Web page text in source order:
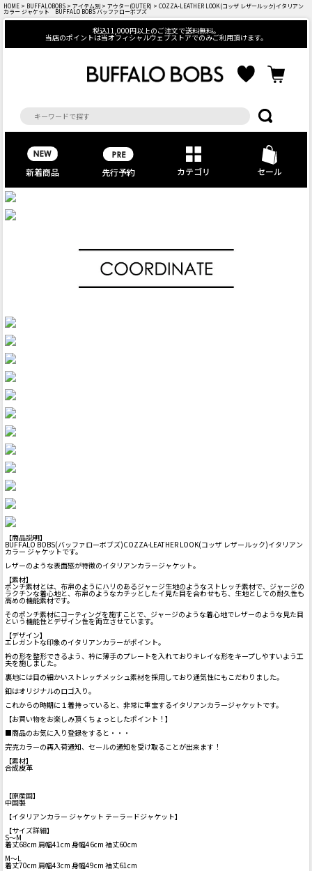
HOME > BUFFALOBOBS > アイテム別 > アウター(OUTER) > COZZA-LEATHER LOOK(コッザ レザールック)イタリアン
カラー ジャケット BUFFALO BOBS バッファローボブズ
税込11,000円以上のご注文で送料無料。
当店のポイントは当オフィシャルウェブストアでのみご利用頂けます。
新着商品 先行予約 カテゴリ セール
【商品説明】
BUFFALO BOBS(バッファローボブズ)COZZA-LEATHER LOOK(コッザ レザールック)イタリアン
カラー ジャケットです。
レザーのような表面感が特徴のイタリアンカラージャケット。
【素材】
ポンチ素材とは、布帛のようにハリのあるジャージ生地のようなストレッチ素材で、ジャージの
ラクチンな着心地と、布帛のようなカチッとしたイ見た目を合わせもち、生地としての耐久性も
高めの機能素材です。
そのポンチ素材にコーティングを施すことで、ジャージのような着心地でレザーのような見た目
という機能性とデザイン性を両立させています。
【デザイン】
エレガントな印象のイタリアンカラーがポイント。
衿の形を整形できるよう、衿に薄手のプレートを入れておりキレイな形をキープしやすいよう工
夫を施しました。
裏地には目の細かいストレッチメッシュ素材を採用しており通気性にもこだわりました。
釦はオリジナルのロゴ入り。
これからの時期に１着持っていると、非常に重宝するイタリアンカラージャケットです。
【お買い物をお楽しみ頂くちょっとしたポイント！】
■商品のお気に入り登録をすると・・・
完売カラーの再入荷通知、セールの通知を受け取ることが出来ます！
【素材】
合成皮革
【原産国】
中国製
【イタリアンカラー ジャケット テーラードジャケット】
【サイズ詳細】
S～M
着丈68cm 肩幅41cm 身幅46cm 袖丈60cm
M～L
着丈70cm 肩幅43cm 身幅49cm 袖丈61cm